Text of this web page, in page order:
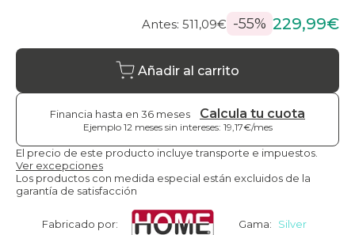
Antes: 511,09€ -55% 229,99€
Añadir al carrito
Financia hasta en 36 meses Calcula tu cuota
Ejemplo 12 meses sin intereses: 19,17€/mes
El precio de este producto incluye transporte e impuestos.
Ver excepciones
Los productos con medida especial están excluidos de la
garantía de satisfacción
Fabricado por: Gama: Silver